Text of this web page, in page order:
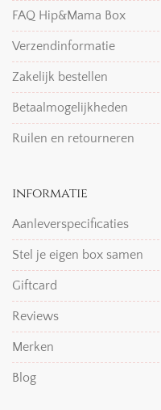
FAQ Hip&Mama Box
Verzendinformatie
Zakelijk bestellen
Betaalmogelijkheden
Ruilen en retourneren
informatie
Aanleverspecificaties
Stel je eigen box samen
Giftcard
Reviews
Merken
Blog